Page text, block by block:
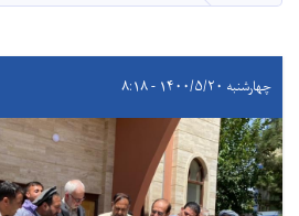
content
چهارشنبه ۱۴۰۰/۵/۲۰ - ۸:۱۸